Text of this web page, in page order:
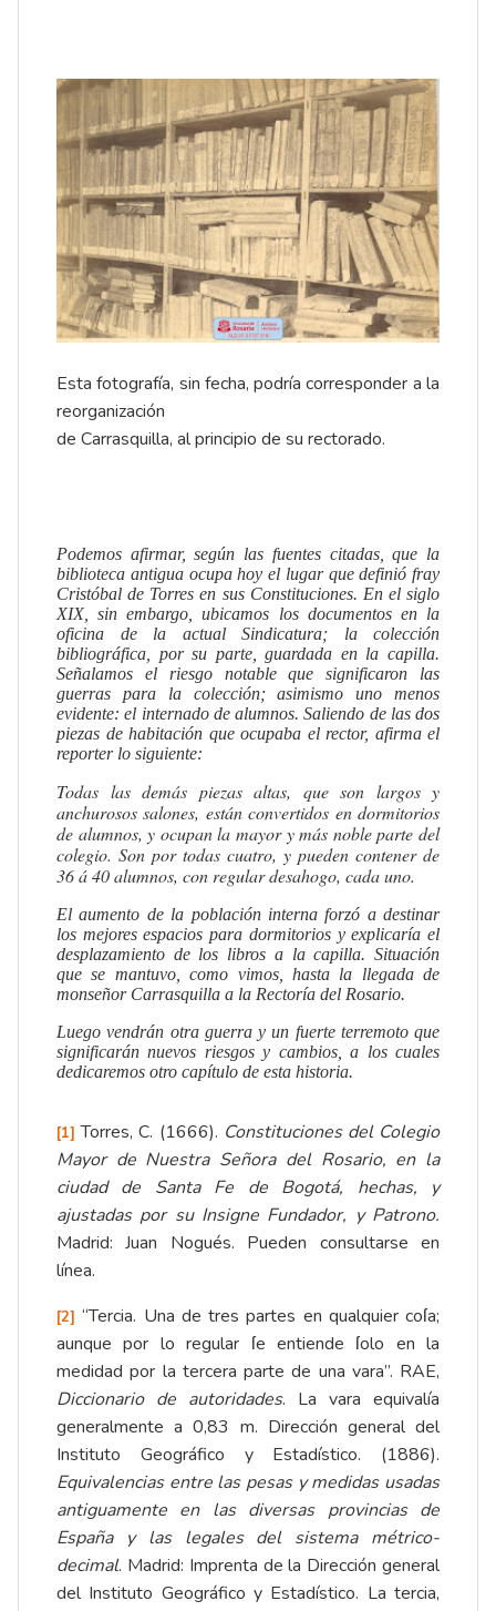
Esta fotografía, sin fecha, podría corresponder a la
reorganización
de Carrasquilla, al principio de su rectorado.
Podemos afirmar, según las fuentes citadas, que la
biblioteca antigua ocupa hoy el lugar que definió fray
Cristóbal de Torres en sus Constituciones. En el siglo
XIX, sin embargo, ubicamos los documentos en la
oficina de la actual Sindicatura; la colección
bibliográfica, por su parte, guardada en la capilla.
Señalamos el riesgo notable que significaron las
guerras para la colección; asimismo uno menos
evidente: el internado de alumnos. Saliendo de las dos
piezas de habitación que ocupaba el rector, afirma el
reporter lo siguiente:
Todas las demás piezas altas, que son largos y
anchurosos salones, están convertidos en dormitorios
de alumnos, y ocupan la mayor y más noble parte del
colegio. Son por todas cuatro, y pueden contener de
36 á 40 alumnos, con regular desahogo, cada uno.
El aumento de la población interna forzó a destinar
los mejores espacios para dormitorios y explicaría el
desplazamiento de los libros a la capilla. Situación
que se mantuvo, como vimos, hasta la llegada de
monseñor Carrasquilla a la Rectoría del Rosario.
Luego vendrán otra guerra y un fuerte terremoto que
significarán nuevos riesgos y cambios, a los cuales
dedicaremos otro capítulo de esta historia.
[1] Torres, C. (1666). Constituciones del Colegio
Mayor de Nuestra Señora del Rosario, en la
ciudad de Santa Fe de Bogotá, hechas, y
ajustadas por su Insigne Fundador, y Patrono.
Madrid: Juan Nogués. Pueden consultarse en
línea.
[2] “Tercia. Una de tres partes en qualquier coſa;
aunque por lo regular ſe entiende ſolo en la
medidad por la tercera parte de una vara”. RAE,
Diccionario de autoridades. La vara equivalía
generalmente a 0,83 m. Dirección general del
Instituto Geográfico y Estadístico. (1886).
Equivalencias entre las pesas y medidas usadas
antiguamente en las diversas provincias de
España y las legales del sistema métrico-
decimal. Madrid: Imprenta de la Dirección general
del Instituto Geográfico y Estadístico. La tercia,